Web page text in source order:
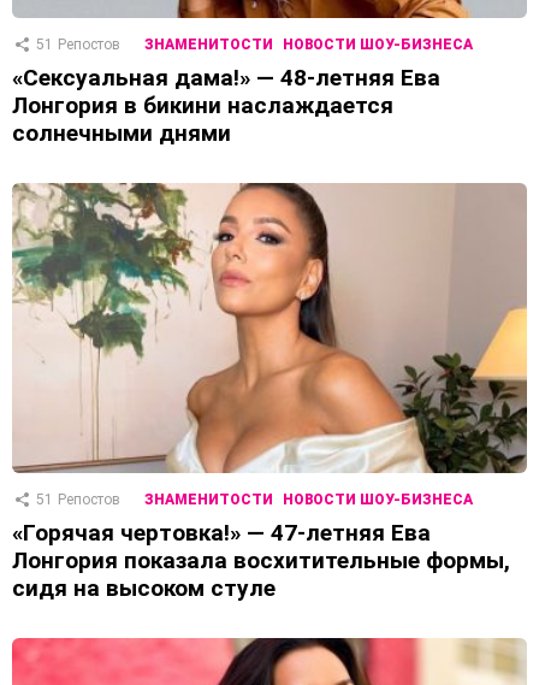
51 Репостов ЗНАМЕНИТОСТИ НОВОСТИ ШОУ-БИЗНЕСА
«Сексуальная дама!» — 48-летняя Ева
Лонгория в бикини наслаждается
солнечными днями
51 Репостов ЗНАМЕНИТОСТИ НОВОСТИ ШОУ-БИЗНЕСА
«Горячая чертовка!» — 47-летняя Ева
Лонгория показала восхитительные формы,
сидя на высоком стуле